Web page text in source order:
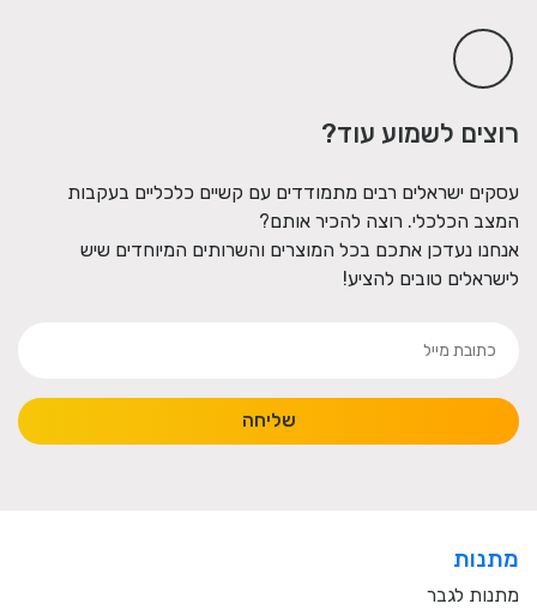
רוצים לשמוע עוד?
עסקים ישראלים רבים מתמודדים עם קשיים כלכליים בעקבות
המצב הכלכלי. רוצה להכיר אותם?
אנחנו נעדכן אתכם בכל המוצרים והשרותים המיוחדים שיש
לישראלים טובים להציע!
שליחה
מתנות
מתנות לגבר